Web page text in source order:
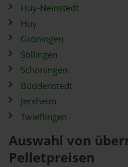
Huy-Neinstedt
Huy
Gröningen
Söllingen
Schöningen
Büddenstedt
Jerxheim
Twieflingen
Auswahl von
Pelletpreisen